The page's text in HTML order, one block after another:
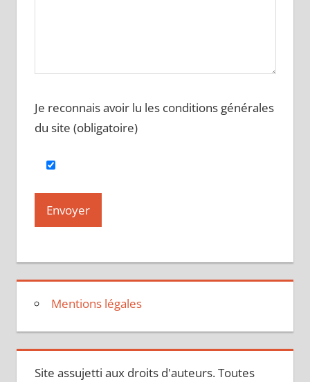
Je reconnais avoir lu les conditions générales
du site (obligatoire)
Mentions légales
Site assujetti aux droits d'auteurs. Toutes